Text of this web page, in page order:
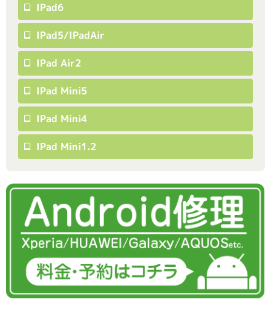
IPad6
IPad5/iPadAir
IPad Air2
IPad Mini5
IPad Mini4
IPad Mini1.2